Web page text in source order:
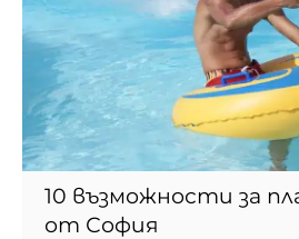
10 възможности за
от София